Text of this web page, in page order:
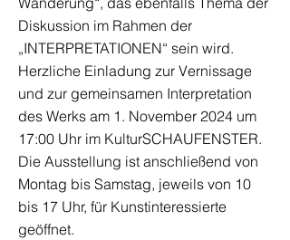
Diskussion im Rahmen der
„INTERPRETATIONEN“ sein wird.
Herzliche Einladung zur Vernissage
und zur gemeinsamen Interpretation
des Werks am 1. November 2024 um
17:00 Uhr im KulturSCHAUFENSTER.
Die Ausstellung ist anschließend von
Montag bis Samstag, jeweils von 10
bis 17 Uhr, für Kunstinteressierte
geöffnet.